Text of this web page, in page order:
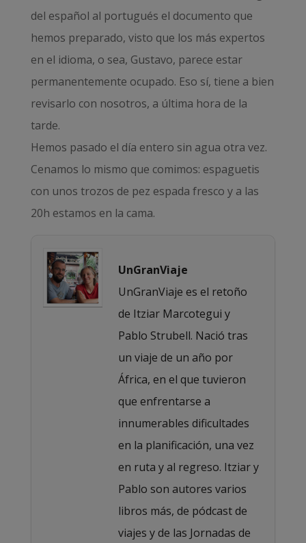
del español al portugués el documento que
hemos preparado, visto que los más expertos
en el idioma, o sea, Gustavo, parece estar
permanentemente ocupado. Eso sí, tiene a bien
revisarlo con nosotros, a última hora de la
tarde.
Hemos pasado el día entero sin agua otra vez.
Cenamos lo mismo que comimos: espaguetis
con unos trozos de pez espada fresco y a las
20h estamos en la cama.
UnGranViaje
UnGranViaje es el retoño
de Itziar Marcotegui y
Pablo Strubell. Nació tras
un viaje de un año por
África, en el que tuvieron
que enfrentarse a
innumerables dificultades
en la planificación, una vez
en ruta y al regreso. Itziar y
Pablo son autores varios
libros más, de pódcast de
viajes y de las Jornadas de